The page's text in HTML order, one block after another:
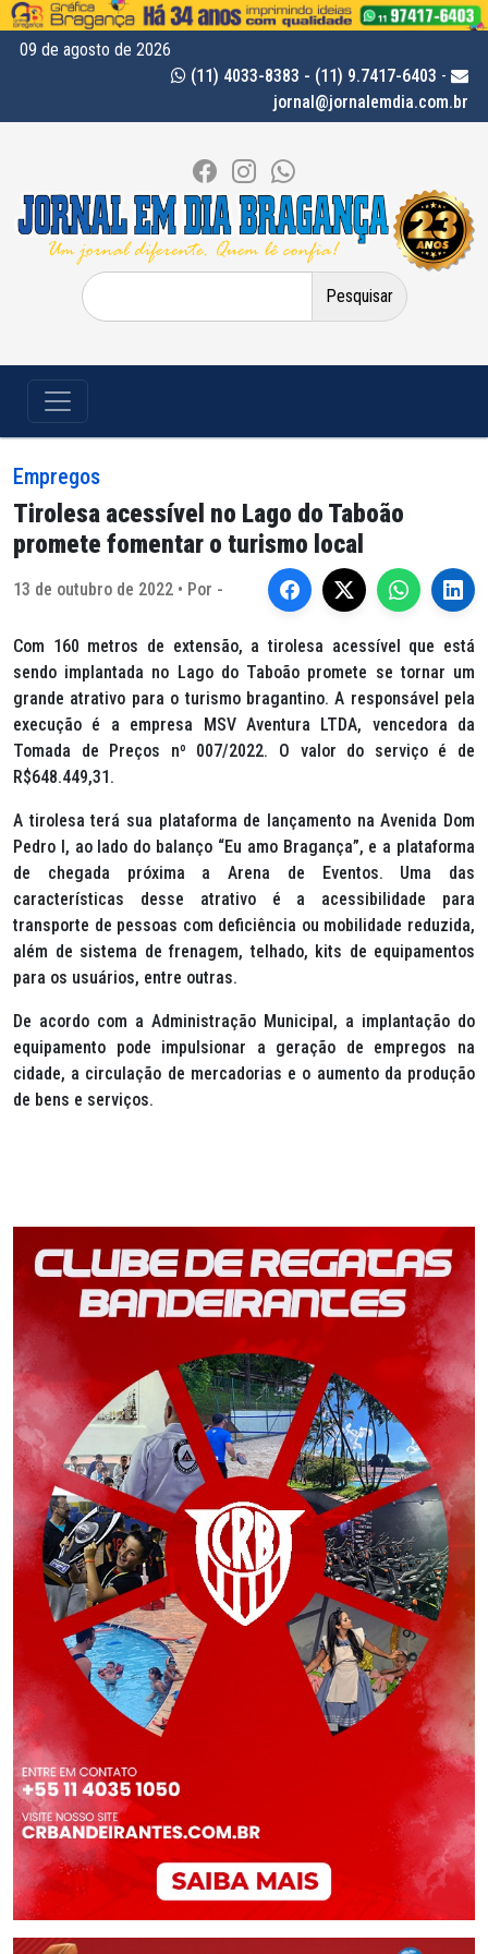
09 de agosto de 2026
(11) 4033-8383 - (11) 9.7417-6403 -
jornal@jornalemdia.com.br
Pesquisar
por:
Empregos
Tirolesa acessível no Lago do Taboão
promete fomentar o turismo local
13 de outubro de 2022 • Por -
Com 160 metros de extensão, a tirolesa acessível que está
sendo implantada no Lago do Taboão promete se tornar um
grande atrativo para o turismo bragantino. A responsável pela
execução é a empresa MSV Aventura LTDA, vencedora da
Tomada de Preços nº 007/2022. O valor do serviço é de
R$648.449,31.
A tirolesa terá sua plataforma de lançamento na Avenida Dom
Pedro I, ao lado do balanço “Eu amo Bragança”, e a plataforma
de chegada próxima a Arena de Eventos. Uma das
características desse atrativo é a acessibilidade para
transporte de pessoas com deficiência ou mobilidade reduzida,
além de sistema de frenagem, telhado, kits de equipamentos
para os usuários, entre outras.
De acordo com a Administração Municipal, a implantação do
equipamento pode impulsionar a geração de empregos na
cidade, a circulação de mercadorias e o aumento da produção
de bens e serviços.